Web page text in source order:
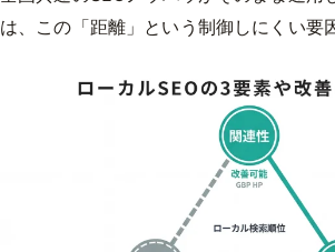
は、この「距離」という制御しにくい要